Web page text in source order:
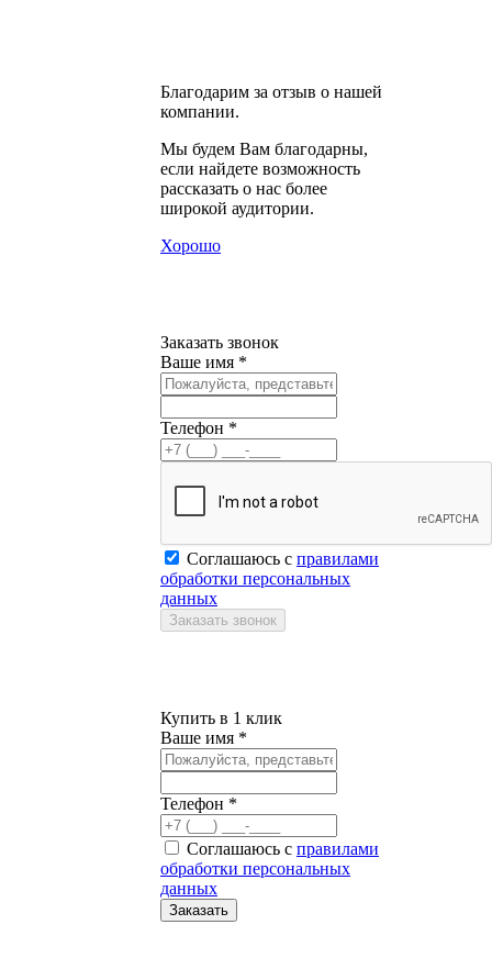
Благодарим за отзыв о нашей
компании.
Мы будем Вам благодарны,
если найдете возможность
рассказать о нас более
широкой аудитории.
Хорошо
Заказать звонок
Ваше имя *
Телефон *
Соглашаюсь с правилами
обработки персональных
данных
Купить в 1 клик
Ваше имя *
Телефон *
Соглашаюсь с правилами
обработки персональных
данных